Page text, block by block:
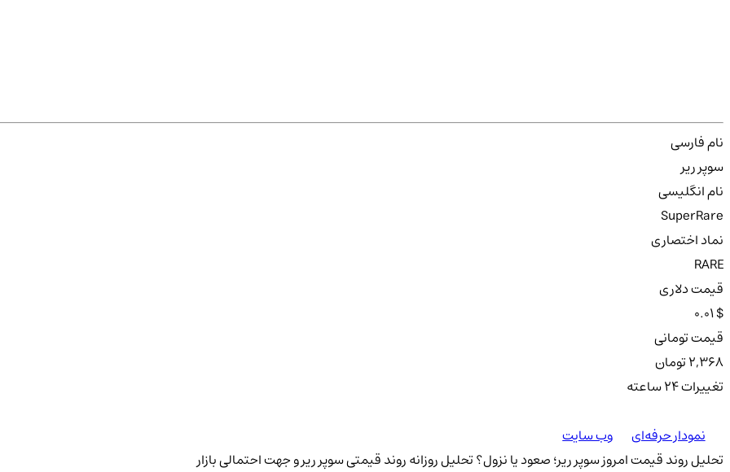
نام فارسی
سوپر ریر
نام انگلیسی
SuperRare
نماد اختصاری
RARE
قیمت دلاری
0.01 $
قیمت تومانی
2,368 تومان
تغییرات ۲۴ ساعته
نمودار حرفه‌ای
وب سایت
تحلیل روند قیمت امروز سوپر ریر؛ صعود یا نزول؟تحلیل روزانه روند قیمتی سوپر ریر و جهت احتمالی بازار